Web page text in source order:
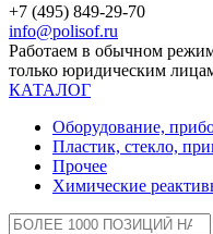
+7 (495) 849-29-70
info@polisof.ru
Работаем в обычном
только юридическим
КАТАЛОГ
Оборудование,
Пластик, стекло,
Прочее
Химические